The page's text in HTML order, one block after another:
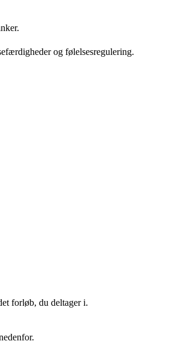
og følelsesregulering.
forløb, du deltager i.